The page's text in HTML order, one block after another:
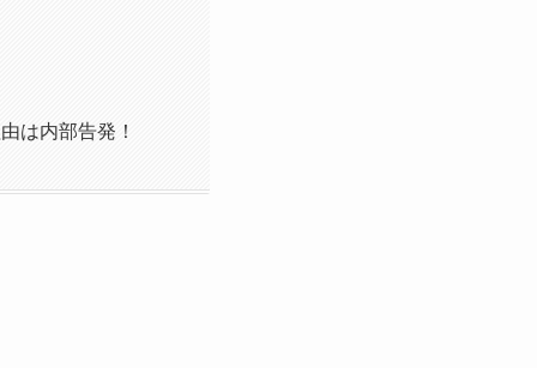
は内部告発！